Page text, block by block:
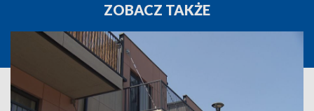
ZOBACZ TAKŻE